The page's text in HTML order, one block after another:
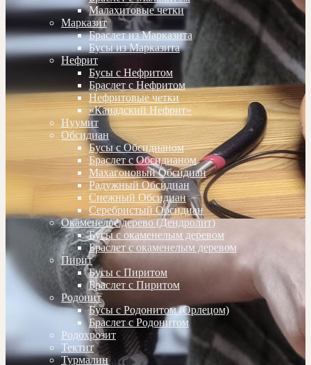
Малахитовые четки
Марказит
Браслет из Марказита
Бусы из Марказита
Нефрит
Бусы с Нефритом
Браслет с Нефритом
Нефритовые четки
«Канадский Нефрит»
Нуумит
Обсидиан
Бусы с Обсидианом
Браслет с Обсидианом
Махагоновый Обсидиан
Радужный Обсидиан
Снежный Обсидиан
Серебристый Обсидиан
Окаменелое дерево (Дендролит)
Бусы с окаменелым деревом
Браслет с окаменелым деревом
Пирит
Бусы с Пиритом
Браслет с Пиритом
Родонит
Бусы с Родонитом (Орлецом)
Браслет с Родонитом
Родохрозит
Тектит
Турмалин